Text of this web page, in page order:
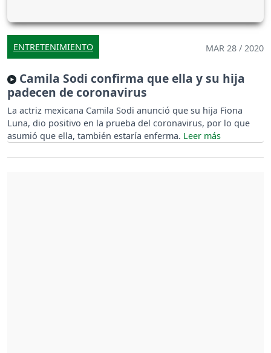
ENTRETENIMIENTO MAR 28 / 2020
Camila Sodi confirma que ella y su hija
padecen de coronavirus
La actriz mexicana Camila Sodi anunció que su hija Fiona
Luna, dio positivo en la prueba del coronavirus, por lo que
asumió que ella, también estaría enferma.